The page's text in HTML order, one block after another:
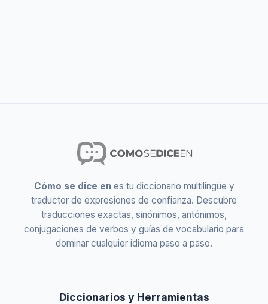
Cómo se dice enes tu diccionario multilingüe y
traductor de expresiones de confianza. Descubre
traducciones exactas, sinónimos, antónimos,
conjugaciones de verbos y guías de vocabulario para
dominar cualquier idioma paso a paso.
Diccionarios y Herramientas